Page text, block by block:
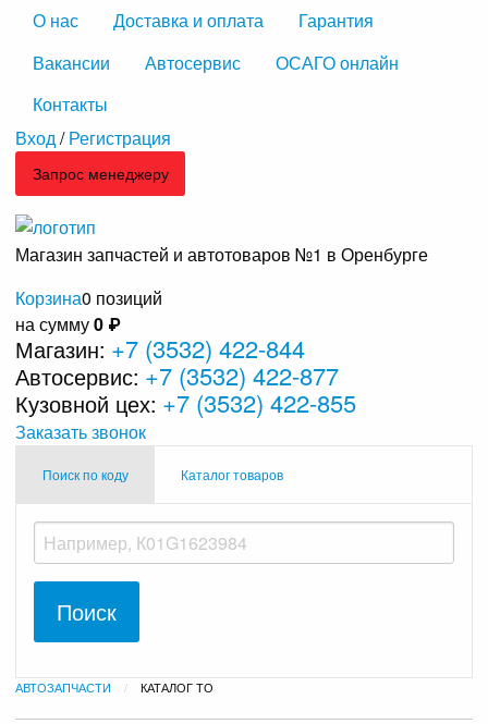
О нас Доставка и оплата
Гарантия
Вакансии
Автосервис
ОСАГО онлайн
Контакты
Вход/ Регистрация
Запрос менеджеру
Магазин запчастей и автотоваров №1 в Оренбурге
Корзина0 позиций
на сумму0 ₽
Магазин: +7 (3532) 422-844
Автосервис: +7 (3532) 422-877
Кузовной цех: +7 (3532) 422-855
Заказать звонок
Поиск по коду Каталог товаров
АВТОЗАПЧАСТИ ТЕКУЩАЯ:
КАТАЛОГ ТО